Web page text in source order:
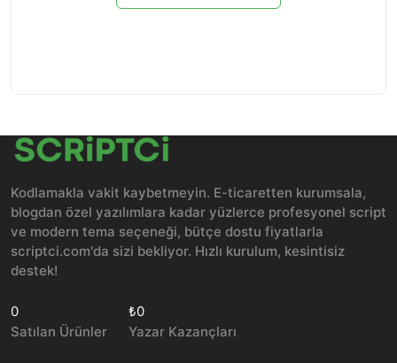
Kodlamakla vakit kaybetmeyin. E-ticaretten kurumsala,
blogdan özel yazılımlara kadar yüzlerce profesyonel script
ve modern tema seçeneği, bütçe dostu fiyatlarla
scriptci.com'da sizi bekliyor. Hızlı kurulum, kesintisiz
destek!
0
Satılan Ürünler
₺0
Yazar Kazançları